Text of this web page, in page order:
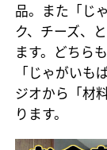
品。また「じ
ク、チーズ、
ます。どちら
「じゃがいも
ジオから「材
ります。